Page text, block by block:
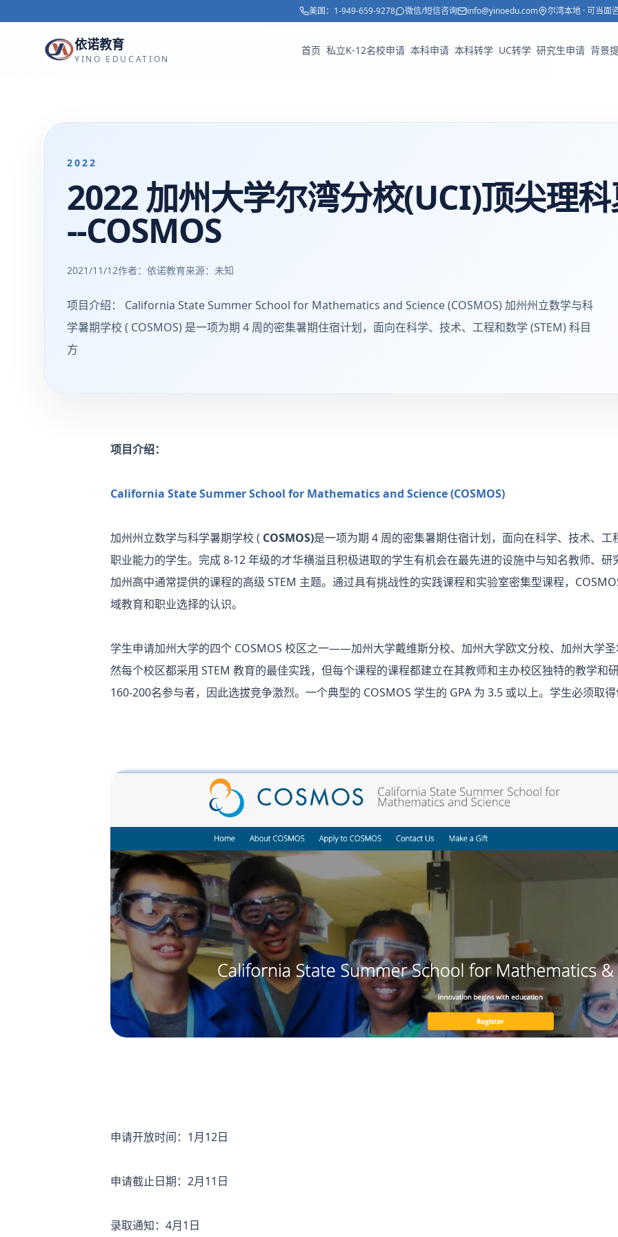
跳转到主要内容
美国： 1-949-659-9278 微信/短信咨询 info@yinoedu.com 尔湾本地 · 可当面
依诺教育
YINO EDUCATION
首页 私立K-12名校申请 本科申请 本科转学 UC转学 研究生申请 背景
2022
2022 加州大学尔湾分校(UCI)顶尖理
--COSMOS
2021/11/12作者：依诺教育来源： 未知
项目介绍： California State Summer School for Mathematics and Science (COSMOS) 加州州立数学与科
学暑期学校 ( COSMOS) 是一项为期 4 周的密集暑期住宿计划，面向在科学、技术、工程和数学 (STEM) 科目
方
项目介绍：
California State Summer School for Mathematics and Science (COSMOS)
加州州立数学与科学暑期学校 ( COSMOS)是一项为期 4 周的密集暑期住宿计划，面向在科学、技术、
职业能力的学生。完成 8-12 年级的才华横溢且积极进取的学生有机会在最先进的设施中与知名教师、
加州高中通常提供的课程的高级 STEM 主题。通过具有挑战性的实践课程和实验室密集型课程，
域教育和职业选择的认识。
学生申请加州大学的四个 COSMOS 校区之一——加州大学戴维斯分校、加州大学欧文分校、加州大学
然每个校区都采用 STEM 教育的最佳实践，但每个课程的课程都建立在其教师和主办校区独特的教学和
160-200名参与者，因此选拔竞争激烈。一个典型的 COSMOS 学生的 GPA 为 3.5 或以上。学生必须取
申请开放时间：1月12日
申请截止日期：2月11日
录取通知：4月1日